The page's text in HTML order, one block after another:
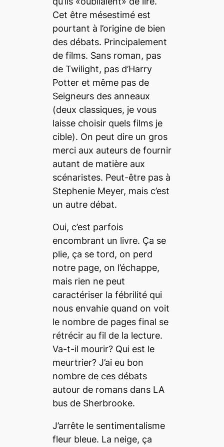
Cet être mésestimé est
pourtant à l’origine de bien
des débats. Principalement
de films. Sans roman, pas
de Twilight, pas d’Harry
Potter et même pas de
Seigneurs des anneaux
(deux classiques, je vous
laisse choisir quels films je
cible). On peut dire un gros
merci aux auteurs de fournir
autant de matière aux
scénaristes. Peut-être pas à
Stephenie Meyer, mais c’est
un autre débat.
Oui, c’est parfois
encombrant un livre. Ça se
plie, ça se tord, on perd
notre page, on l’échappe,
mais rien ne peut
caractériser la fébrilité qui
nous envahie quand on voit
le nombre de pages final se
rétrécir au fil de la lecture.
Va-t-il mourir? Qui est le
meurtrier? J’ai eu bon
nombre de ces débats
autour de romans dans LA
bus de Sherbrooke.
J’arrête le sentimentalisme
fleur bleue. La neige, ça